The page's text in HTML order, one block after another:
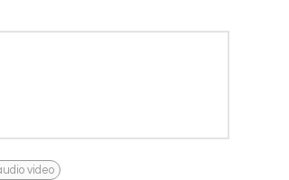
video